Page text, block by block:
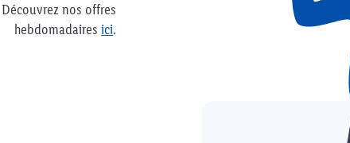
nos offres
hebdomadairesici.